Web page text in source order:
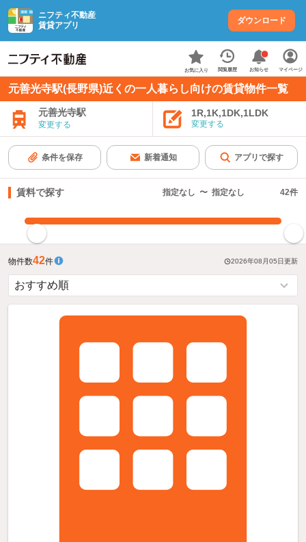
ニフティ不動産
賃貸アプリ
ダウンロード
お気に入り 閲覧履歴 お知らせ マイページ
元善光寺駅(長野県)近くの一人暮らし向けの賃貸物件一覧
元善光寺駅
変更する
1R,1K,1DK,1LDK
変更する
条件を保存 新着通知 アプリで探す
賃料で探す 指定なし 〜 指定なし 42件
物件数42件 2026年08月05日更新